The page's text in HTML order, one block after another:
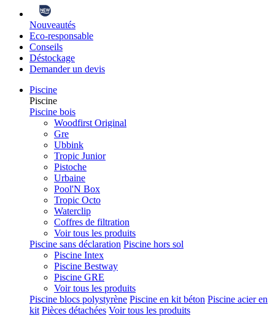
Nouveautés
Eco-responsable
Conseils
Déstockage
Demander un devis
Piscine
Piscine
Piscine bois
Woodfirst Original
Gre
Ubbink
Tropic Junior
Pistoche
Urbaine
Pool'N Box
Tropic Octo
Waterclip
Coffres de filtration
Voir tous les produits
Piscine sans déclaration Piscine hors sol
Piscine Intex
Piscine Bestway
Piscine GRE
Voir tous les produits
Piscine blocs polystyrène Piscine en kit béton Piscine acier en
kit Pièces détachées Voir tous les produits